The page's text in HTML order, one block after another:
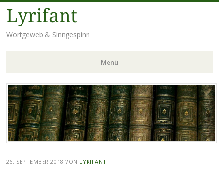
Lyrifant
Wortgeweb & Sinngespinn
Menü
Zum
Inhalt
springen
26. SEPTEMBER 2018 VON LYRIFANT